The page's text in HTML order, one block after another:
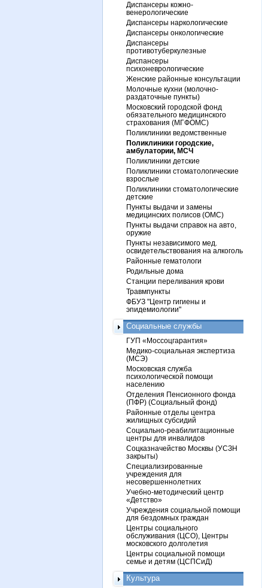
Диспансеры кожно-
венерологические
Диспансеры наркологические
Диспансеры онкологические
Диспансеры
противотуберкулезные
Диспансеры
психоневрологические
Женские районные консультации
Молочные кухни (молочно-
раздаточные пункты)
Московский городской фонд
обязательного медицинского
страхования (МГФОМС)
Поликлиники ведомственные
Поликлиники городские,
амбулатории, МСЧ
Поликлиники детские
Поликлиники стоматологические
взрослые
Поликлиники стоматологические
детские
Пункты выдачи и замены
медицинских полисов (ОМС)
Пункты выдачи справок на авто,
оружие
Пункты независимого мед.
освидетельствования на алкоголь
Районные гематологи
Родильные дома
Станции переливания крови
Травмпункты
ФБУЗ "Центр гигиены и
эпидемиологии"
Социальные службы
ГУП «Моссоцгарантия»
Медико-социальная экспертиза
(МСЭ)
Московская служба
психологической помощи
населению
Отделения Пенсионного фонда
(ПФР) (Социальный фонд)
Районные отделы центра
жилищных субсидий
Социально-реабилитационные
центры для инвалидов
Соцказначейство Москвы (УСЗН
закрыты)
Специализированные
учреждения для
несовершеннолетних
Учебно-методический центр
«Детство»
Учреждения социальной помощи
для бездомных граждан
Центры социального
обслуживания (ЦСО), Центры
московского долголетия
Центры социальной помощи
семье и детям (ЦСПСиД)
Культура